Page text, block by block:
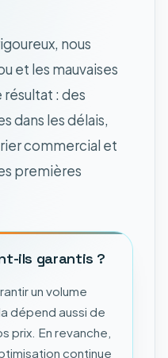
nous
et les mauvaises
: des
dans les délais,
commercial et
premières
ils garantis ?
un volume
dépend aussi de
prix. En revanche,
continue